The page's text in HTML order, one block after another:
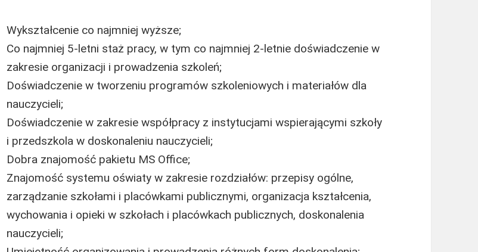
Wykształcenie co najmniej wyższe;
Co najmniej 5-letni staż pracy, w tym co najmniej 2-letnie doświadczenie w
zakresie organizacji i prowadzenia szkoleń;
Doświadczenie w tworzeniu programów szkoleniowych i materiałów dla
nauczycieli;
Doświadczenie w zakresie współpracy z instytucjami wspierającymi szkoły
i przedszkola w doskonaleniu nauczycieli;
Dobra znajomość pakietu MS Office;
Znajomość systemu oświaty w zakresie rozdziałów: przepisy ogólne,
zarządzanie szkołami i placówkami publicznymi, organizacja kształcenia,
wychowania i opieki w szkołach i placówkach publicznych, doskonalenia
nauczycieli;